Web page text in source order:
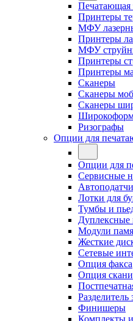
Печатающая
Принтеры
МФУ
Принтеры
МФУ
Принтеры
Принтеры
Сканеры
Сканеры
Сканеры
Ризографы
Опции для
Опции для
Сервисные
Лотки для
Тумбы и
Дуплексные
Модули
Жесткие
Сетевые
Опция факса
Опция
Разделитель
Финишеры
Комплекты